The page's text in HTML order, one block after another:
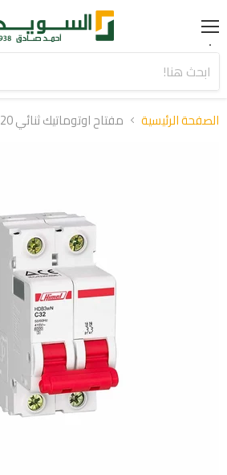
Menu
الصفحة الرئيسية مفتاح اوتوماتيك ثنائي 20 أمبيرسعة القطع 6 ك.أ